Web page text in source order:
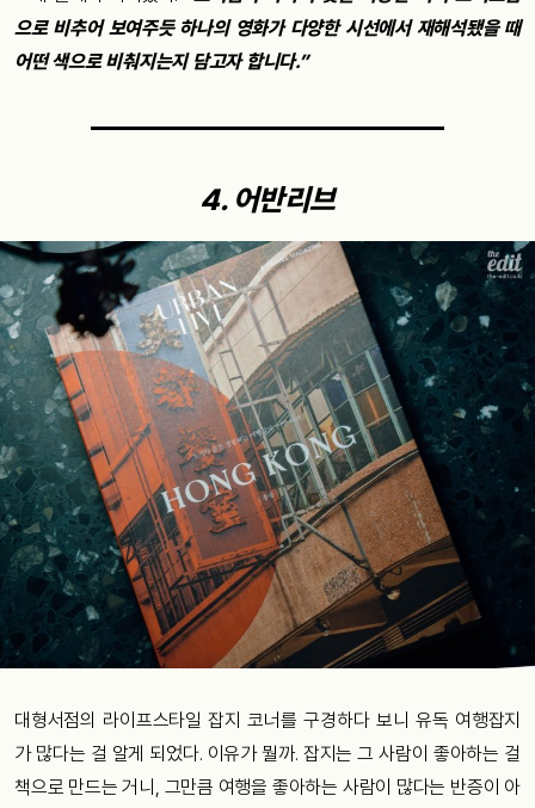
으로 비추어 보여주듯 하나의 영화가 다양한 시선에서 재해석됐을 때
어떤 색으로 비춰지는지 담고자 합니다.”
4. 어반리브
대형서점의 라이프스타일 잡지 코너를 구경하다 보니 유독 여행잡지
가 많다는 걸 알게 되었다. 이유가 뭘까. 잡지는 그 사람이 좋아하는 걸
책으로 만드는 거니 , 그만큼 여행을 좋아하는 사람이 많다는 반증이 아